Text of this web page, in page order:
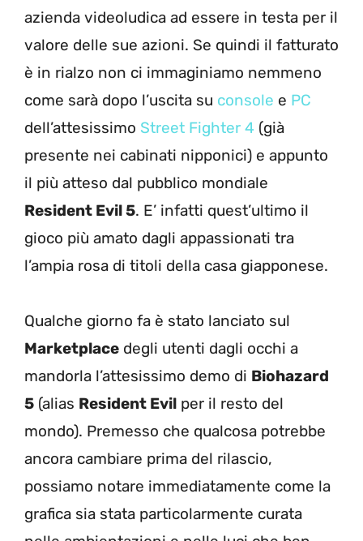
azienda videoludica ad essere in testa per il
valore delle sue azioni. Se quindi il fatturato
è in rialzo non ci immaginiamo nemmeno
come sarà dopo l’uscita su console e PC
dell’attesissimo Street Fighter 4 (già
presente nei cabinati nipponici) e appunto
il più atteso dal pubblico mondiale
Resident Evil 5. E’ infatti quest’ultimo il
gioco più amato dagli appassionati tra
l’ampia rosa di titoli della casa giapponese.
Qualche giorno fa è stato lanciato sul
Marketplace degli utenti dagli occhi a
mandorla l’attesissimo demo di Biohazard
5 (alias Resident Evil per il resto del
mondo). Premesso che qualcosa potrebbe
ancora cambiare prima del rilascio,
possiamo notare immediatamente come la
grafica sia stata particolarmente curata